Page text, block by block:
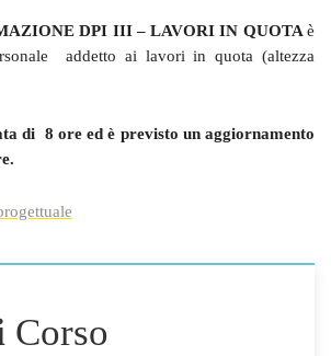
DPI III – LAVORI IN QUOTAè
addetto ai lavori in quota (altezza
di 8 ore ed è previsto un aggiornamento
Corso